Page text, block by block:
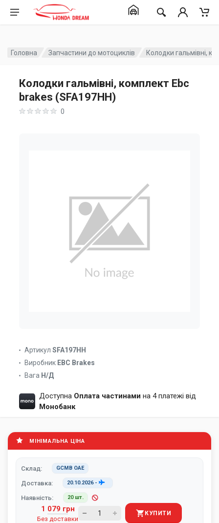
Головна Запчастини до мотоциклів Колодки гальмівні,
Колодки гальмівні, комплект Ebc
brakes (SFA197HH)
0
Артикул SFA197HH
Виробник EBC Brakes
Вага Н/Д
Доступна Оплата частинами на 4 платежі від
Монобанк
МІНІМАЛЬНА ЦІНА
Склад: GCMB ОАЕ
Доставка: 20.10.2026-
Наявність: 20 шт.
1 079 грн
Без доставки
КУПИТИ